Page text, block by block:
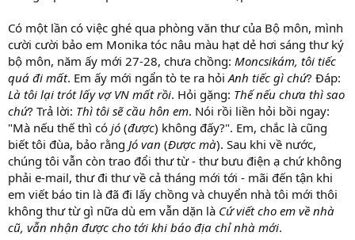
Có một lần có việc ghé qua phòng văn thư của Bộ môn, mình
cười cười bảo em Monika tóc nâu màu hạt dẻ hơi sáng thư ký
bộ môn, năm ấy mới 27-28, chưa chồng: Moncsikám, tôi tiếc
quá đi mất. Em ấy mới ngẩn tò te ra hỏiAnh tiếc gì chứ? Đáp:
Là tôi lại trót lấy vợ VN mất rồi. Hỏi gặng: Thế nếu chưa thì sao
chứ? Trả lời: Thì tôi sẽ cầu hôn em. Nói rồi liền hỏi bồi ngay:
"Mà nếu thế thì có jó (được) không đấy?". Em, chắc là cũng
biết tôi đùa, bảo rằng Jó van (Được mà). Sau khi về nước,
chúng tôi vẫn còn trao đổi thư từ - thư bưu điện ạ chứ không
phải e-mail, thư đi thư về cả tháng mới tới - mãi đến tận khi
em viết báo tin là đã đi lấy chồng và chuyển nhà tôi mới thôi
không thư từ gì nữa dù em vẫn dặn là Cứ viết cho em về nhà
cũ, vẫn nhận được cho tới khi báo địa chỉ nhà mới.